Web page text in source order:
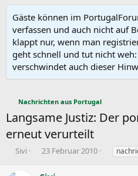
Gäste können im
verfassen und auch nicht auf
klappt nur, wenn man
geht schnell und tut nicht weh:
verschwindet auch dieser
Nachrichten aus Portugal
Langsame Justiz: Der
erneut verurteilt
E
s
Sivi
E
23 Februar 2010
S